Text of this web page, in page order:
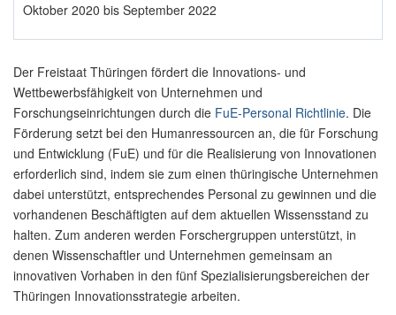
Oktober 2020 bis September 2022
Der Freistaat Thüringen fördert die Innovations- und
Wettbewerbsfähigkeit von Unternehmen und
Forschungseinrichtungen durch die FuE-Personal Richtlinie. Die
Förderung setzt bei den Humanressourcen an, die für Forschung
und Entwicklung (FuE) und für die Realisierung von Innovationen
erforderlich sind, indem sie zum einen thüringische Unternehmen
dabei unterstützt, entsprechendes Personal zu gewinnen und die
vorhandenen Beschäftigten auf dem aktuellen Wissensstand zu
halten. Zum anderen werden Forschergruppen unterstützt, in
denen Wissenschaftler und Unternehmen gemeinsam an
innovativen Vorhaben in den fünf Spezialisierungsbereichen der
Thüringen Innovationsstrategie arbeiten.